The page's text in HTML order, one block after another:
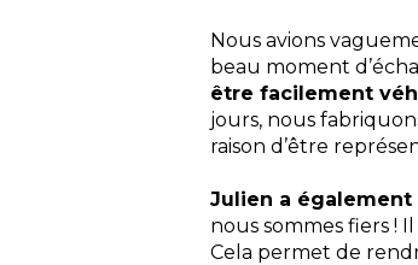
Nous avions
beau moment
être facilement
jours, nous
raison d’être
Julien a également
nous sommes fiers !
Cela permet de